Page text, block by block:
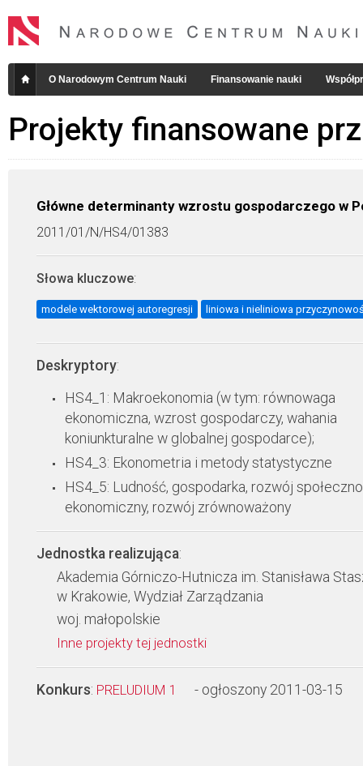
O Narodowym Centrum Nauki Finansowanie nauki
Projekty finansowane
Główne determinanty wzrostu gospodarczego w
2011/01/N/HS4/01383
Słowa kluczowe:
modele wektorowej autoregresji liniowa i nieliniowa
Deskryptory:
HS4_1: Makroekonomia (w tym: równowaga
ekonomiczna, wzrost gospodarczy, wahania
koniunkturalne w globalnej gospodarce);
HS4_3: Ekonometria i metody statystyczne
HS4_5: Ludność, gospodarka, rozwój
ekonomiczny, rozwój zrównoważony
Jednostka realizująca:
Akademia Górniczo-Hutnicza im. Stanisława
w Krakowie, Wydział Zarządzania
woj. małopolskie
Inne projekty tej jednostki
Konkurs: PRELUDIUM 1 - ogłoszony 2011-03-15